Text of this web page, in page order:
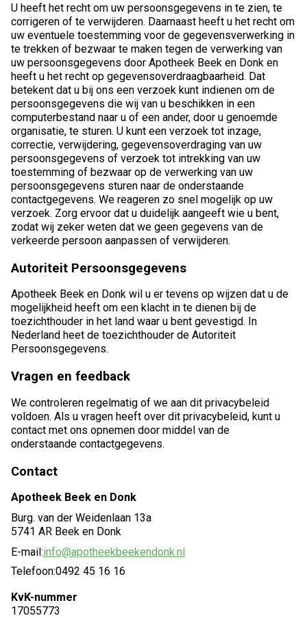
U heeft het recht om uw persoonsgegevens in te zien, te
corrigeren of te verwijderen. Daarnaast heeft u het recht om
uw eventuele toestemming voor de gegevensverwerking in
te trekken of bezwaar te maken tegen de verwerking van
uw persoonsgegevens door Apotheek Beek en Donk en
heeft u het recht op gegevensoverdraagbaarheid. Dat
betekent dat u bij ons een verzoek kunt indienen om de
persoonsgegevens die wij van u beschikken in een
computerbestand naar u of een ander, door u genoemde
organisatie, te sturen. U kunt een verzoek tot inzage,
correctie, verwijdering, gegevensoverdraging van uw
persoonsgegevens of verzoek tot intrekking van uw
toestemming of bezwaar op de verwerking van uw
persoonsgegevens sturen naar de onderstaande
contactgegevens. We reageren zo snel mogelijk op uw
verzoek. Zorg ervoor dat u duidelijk aangeeft wie u bent,
zodat wij zeker weten dat we geen gegevens van de
verkeerde persoon aanpassen of verwijderen.
Autoriteit Persoonsgegevens
Apotheek Beek en Donk wil u er tevens op wijzen dat u de
mogelijkheid heeft om een klacht in te dienen bij de
toezichthouder in het land waar u bent gevestigd. In
Nederland heet de toezichthouder de Autoriteit
Persoonsgegevens.
Vragen en feedback
We controleren regelmatig of we aan dit privacybeleid
voldoen. Als u vragen heeft over dit privacybeleid, kunt u
contact met ons opnemen door middel van de
onderstaande contactgegevens.
Contact
Apotheek Beek en Donk
Burg. van der Weidenlaan 13a
5741 AR Beek en Donk
E-mail:info@apotheekbeekendonk.nl
Telefoon:0492 45 16 16
KvK-nummer
17055773